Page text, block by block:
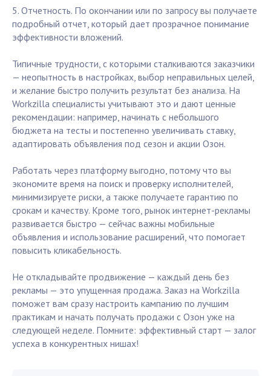
5. Отчетность. По окончании или по запросу вы получаете
подробный отчет, который дает прозрачное понимание
эффективности вложений.
Типичные трудности, с которыми сталкиваются заказчики
— неопытность в настройках, выбор неправильных целей,
и желание быстро получить результат без анализа. На
Workzilla специалисты учитывают это и дают ценные
рекомендации: например, начинать с небольшого
бюджета на тесты и постепенно увеличивать ставку,
адаптировать объявления под сезон и акции Озон.
Работать через платформу выгодно, потому что вы
экономите время на поиск и проверку исполнителей,
минимизируете риски, а также получаете гарантию по
срокам и качеству. Кроме того, рынок интернет-рекламы
развивается быстро — сейчас важны мобильные
объявления и использование расширений, что помогает
повысить кликабельность.
Не откладывайте продвижение — каждый день без
рекламы — это упущенная продажа. Заказ на Workzilla
поможет вам сразу настроить кампанию по лучшим
практикам и начать получать продажи с Озон уже на
следующей неделе. Помните: эффективный старт — залог
успеха в конкурентных нишах!